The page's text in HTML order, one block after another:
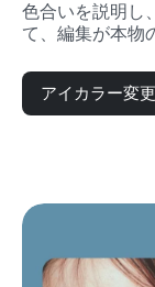
色合いを説明し
て、編集が本物
アイカラー変